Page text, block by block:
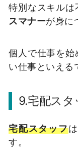
特別なスキルは
スマナーが身に
個人で仕事を始
い仕事といえる
9.宅配スタ
宅配スタッフ
す。